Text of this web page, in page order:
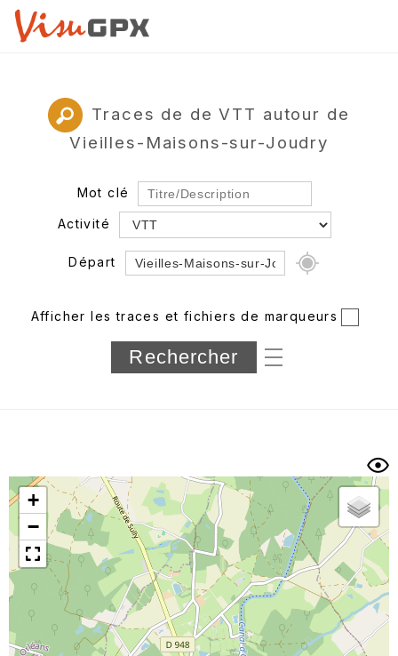
Traces de de VTT autour de
Vieilles-Maisons-sur-Joudry
Mot clé
Activité
Départ
Département
Longueur min/max
Trier par
Horodatage Photos
Afficher les traces et fichiers de marqueurs
+
−